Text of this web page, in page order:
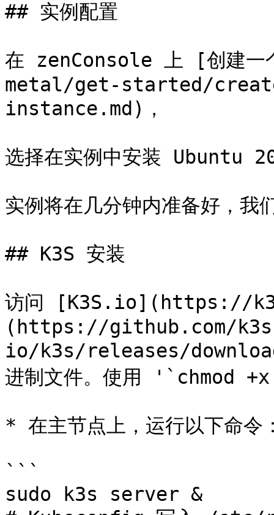
## 实例配置
在 zenConsole 上 [创建
metal/get-started/
instance.md)，
选择在实例中安装 Ubuntu
实例将在几分钟内准备好，我
## K3S 安装
访问 [K3S.io](https://
(https://github.com/
io/k3s/releases/
进制文件。使用 '`chmod
* 在主节点上，运行以下命令
```
sudo k3s server &